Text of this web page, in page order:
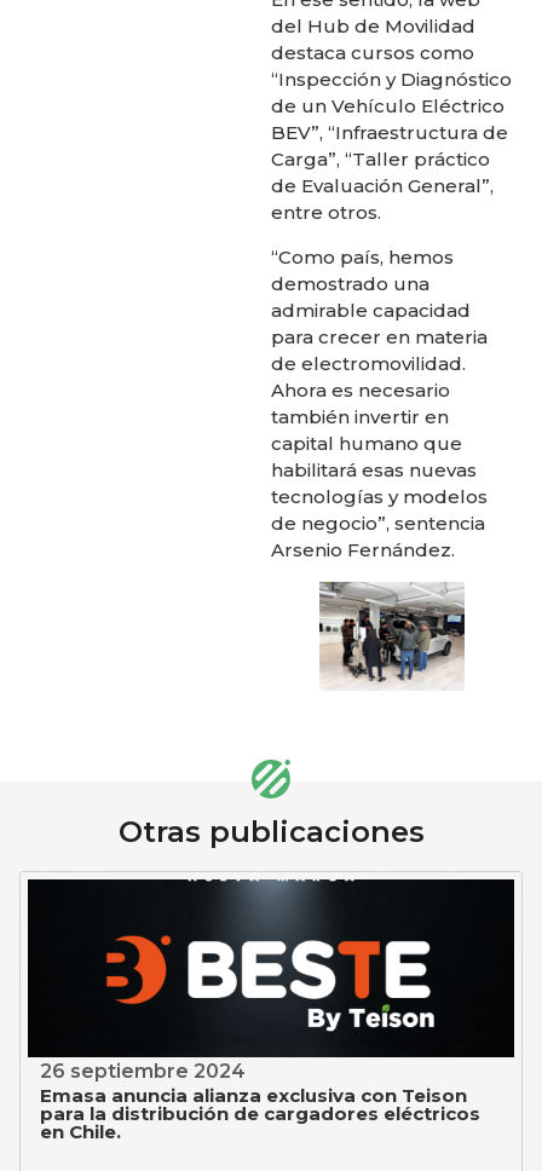
del Hub de Movilidad
destaca cursos como
“Inspección y Diagnóstico
de un Vehículo Eléctrico
BEV”, “Infraestructura de
Carga”, “Taller práctico
de Evaluación General”,
entre otros.
“Como país, hemos
demostrado una
admirable capacidad
para crecer en materia
de electromovilidad.
Ahora es necesario
también invertir en
capital humano que
habilitará esas nuevas
tecnologías y modelos
de negocio”, sentencia
Arsenio Fernández.
Otras publicaciones
26 septiembre 2024
Emasa anuncia alianza exclusiva con Teison
para la distribución de cargadores eléctricos
en Chile.